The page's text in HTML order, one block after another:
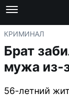
КРИМИНАЛ
Брат
мужа из-
56-летний